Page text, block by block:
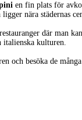
en fin plats för
nära städernas
där man
italienska kulturen.
och besöka de